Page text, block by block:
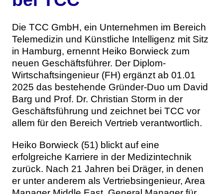
Die TCC GmbH, ein Unternehmen im Bereich
Telemedizin und Künstliche Intelligenz mit Sitz
in Hamburg, ernennt Heiko Borwieck zum
neuen Geschäftsführer. Der Diplom-
Wirtschaftsingenieur (FH) ergänzt ab 01.01
2025 das bestehende Gründer-Duo um David
Barg und Prof. Dr. Christian Storm in der
Geschäftsführung und zeichnet bei TCC vor
allem für den Bereich Vertrieb verantwortlich.
Heiko Borwieck (51) blickt auf eine
erfolgreiche Karriere in der Medizintechnik
zurück. Nach 21 Jahren bei Dräger, in denen
er unter anderem als Vertriebsingenieur, Area